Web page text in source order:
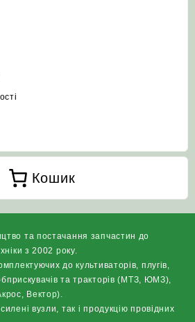
Кошик
та постачання запчастин до
з 2002 року.
до культиваторів, плугів,
та тракторів (МТЗ, ЮМЗ),
Вектор).
вузли, так і продукцію провідних